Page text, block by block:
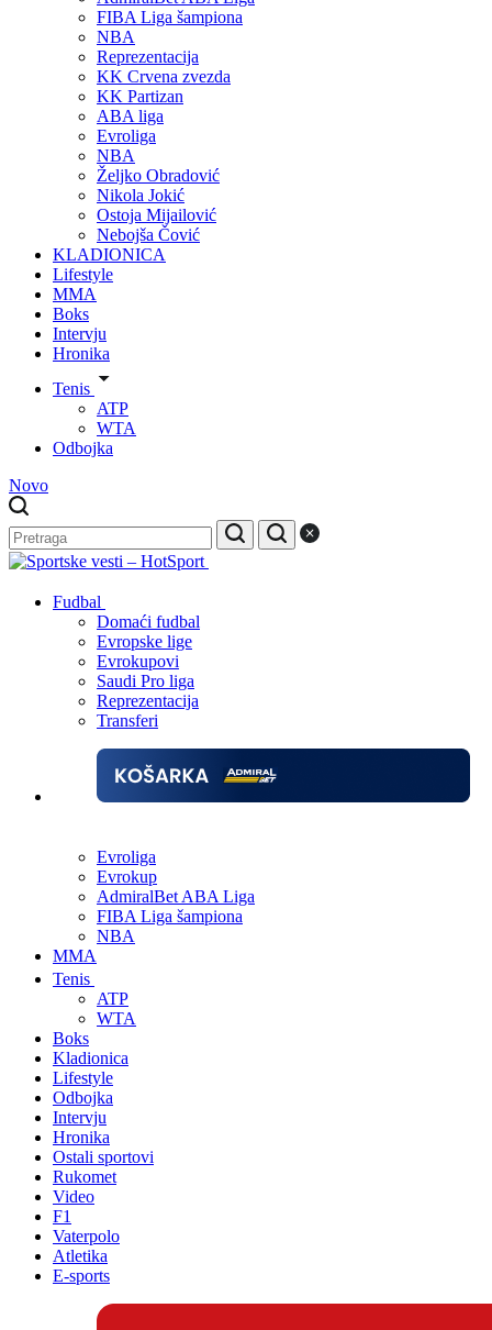
FIBA Liga šampiona
NBA
Reprezentacija
KK Crvena zvezda
KK Partizan
ABA liga
Evroliga
NBA
Željko Obradović
Nikola Jokić
Ostoja Mijailović
Nebojša Čović
KLADIONICA
Lifestyle
MMA
Boks
Intervju
Hronika
Tenis
ATP
WTA
Odbojka
Novo
Fudbal
Domaći fudbal
Evropske lige
Evrokupovi
Saudi Pro liga
Reprezentacija
Transferi
Evroliga
Evrokup
AdmiralBet ABA Liga
FIBA Liga šampiona
NBA
MMA
Tenis
ATP
WTA
Boks
Kladionica
Lifestyle
Odbojka
Intervju
Hronika
Ostali sportovi
Rukomet
Video
F1
Vaterpolo
Atletika
E-sports